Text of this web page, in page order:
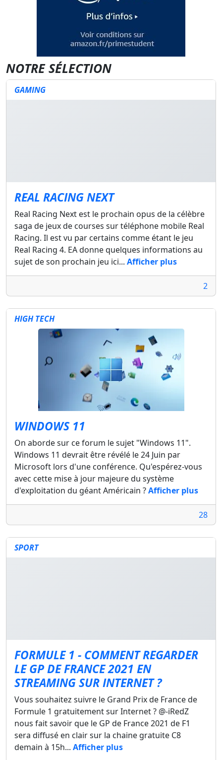
NOTRE SÉLECTION
GAMING
REAL RACING NEXT
Real Racing Next est le prochain opus de la célèbre
saga de jeux de courses sur téléphone mobile Real
Racing. Il est vu par certains comme étant le jeu
Real Racing 4. EA donne quelques informations au
sujet de son prochain jeu ici... Afficher plus
2
HIGH TECH
WINDOWS 11
On aborde sur ce forum le sujet "Windows 11".
Windows 11 devrait être révélé le 24 Juin par
Microsoft lors d'une conférence. Qu'espérez-vous
avec cette mise à jour majeure du système
d'exploitation du géant Américain ?Afficher plus
28
SPORT
FORMULE 1 - COMMENT REGARDER
LE GP DE FRANCE 2021 EN
STREAMING SUR INTERNET ?
Vous souhaitez suivre le Grand Prix de France de
Formule 1 gratuitement sur Internet ? @-iRedZ
nous fait savoir que le GP de France 2021 de F1
sera diffusé en clair sur la chaine gratuite C8
demain à 15h... Afficher plus